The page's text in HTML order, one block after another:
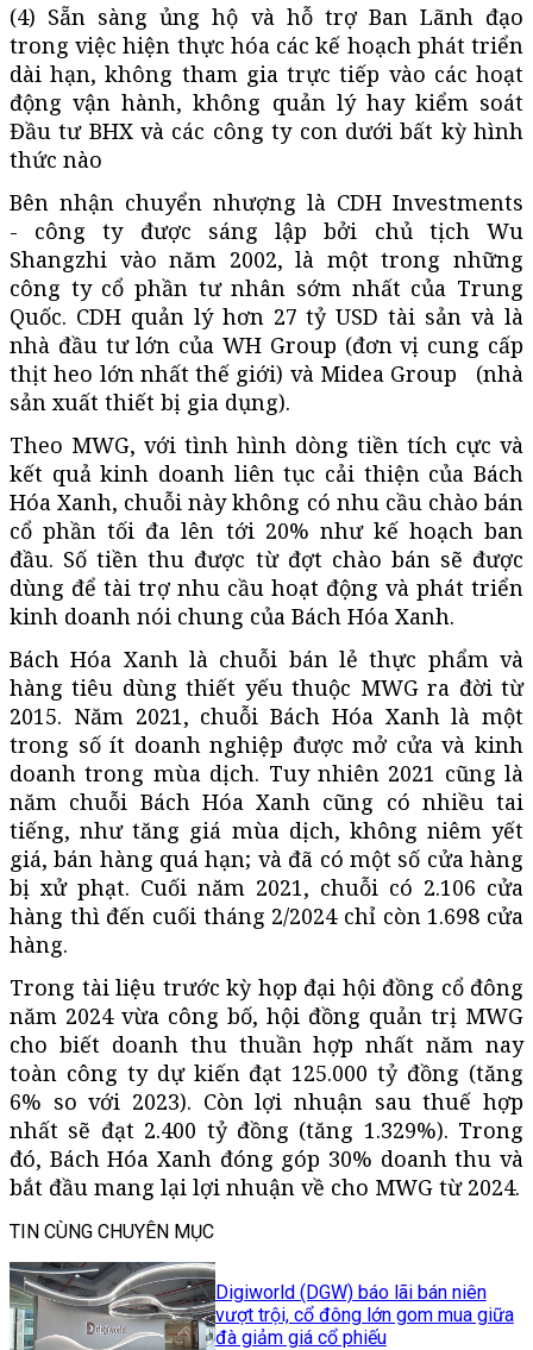
(4) Sẵn sàng ủng hộ và hỗ trợ Ban Lãnh đạo
trong việc hiện thực hóa các kế hoạch phát triển
dài hạn, không tham gia trực tiếp vào các hoạt
động vận hành, không quản lý hay kiểm soát
Đầu tư BHX và các công ty con dưới bất kỳ hình
thức nào
Bên nhận chuyển nhượng là CDH Investments
- công ty được sáng lập bởi chủ tịch Wu
Shangzhi vào năm 2002, là một trong những
công ty cổ phần tư nhân sớm nhất của Trung
Quốc. CDH quản lý hơn 27 tỷ USD tài sản và là
nhà đầu tư lớn của WH Group (đơn vị cung cấp
thịt heo lớn nhất thế giới) và Midea Group (nhà
sản xuất thiết bị gia dụng).
Theo MWG, với tình hình dòng tiền tích cực và
kết quả kinh doanh liên tục cải thiện của Bách
Hóa Xanh, chuỗi này không có nhu cầu chào bán
cổ phần tối đa lên tới 20% như kế hoạch ban
đầu. Số tiền thu được từ đợt chào bán sẽ được
dùng để tài trợ nhu cầu hoạt động và phát triển
kinh doanh nói chung của Bách Hóa Xanh.
Bách Hóa Xanh là chuỗi bán lẻ thực phẩm và
hàng tiêu dùng thiết yếu thuộc MWG ra đời từ
2015. Năm 2021, chuỗi Bách Hóa Xanh là một
trong số ít doanh nghiệp được mở cửa và kinh
doanh trong mùa dịch. Tuy nhiên 2021 cũng là
năm chuỗi Bách Hóa Xanh cũng có nhiều tai
tiếng, như tăng giá mùa dịch, không niêm yết
giá, bán hàng quá hạn; và đã có một số cửa hàng
bị xử phạt. Cuối năm 2021, chuỗi có 2.106 cửa
hàng thì đến cuối tháng 2/2024 chỉ còn 1.698 cửa
hàng.
Trong tài liệu trước kỳ họp đại hội đồng cổ đông
năm 2024 vừa công bố, hội đồng quản trị MWG
cho biết doanh thu thuần hợp nhất năm nay
toàn công ty dự kiến đạt 125.000 tỷ đồng (tăng
6% so với 2023). Còn lợi nhuận sau thuế hợp
nhất sẽ đạt 2.400 tỷ đồng (tăng 1.329%). Trong
đó, Bách Hóa Xanh đóng góp 30% doanh thu và
bắt đầu mang lại lợi nhuận về cho MWG từ 2024.
TIN CÙNG CHUYÊN MỤC
Digiworld (DGW) báo lãi bán niên
vượt trội, cổ đông lớn gom mua giữa
đà giảm giá cổ phiếu